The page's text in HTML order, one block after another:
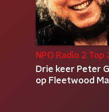
NPO Radio 2 Top
Drie keer Peter
op Fleetwood